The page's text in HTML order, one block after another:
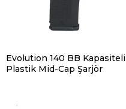
Evolution 140 BB Kapasiteli
Plastik Mid-Cap Şarjör